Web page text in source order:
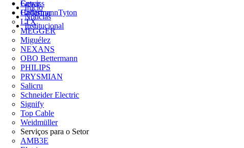
Gewiss
HellermannTyton
LTX
MEGGER
Miguélez
NEXANS
OBO Bettermann
PHILIPS
PRYSMIAN
Salicru
Schneider Electric
Signify
Top Cable
Weidmüller
Serviços para o Setor
AMB3E
Entrar
Cadastrar
Início
Notícias
Institucional